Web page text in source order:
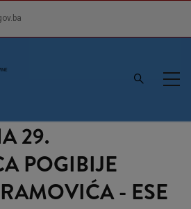
29.
POGIBIJE
- ESE